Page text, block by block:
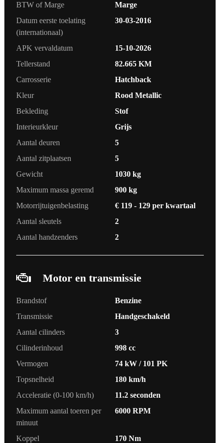
BTW of Marge
Marge
Datum eerste toelating
(internationaal)
30-03-2016
APK vervaldatum
15-10-2026
Tellerstand
82.665 KM
Carrosserie
Hatchback
Kleur
Rood Metallic
Bekleding
Stof
Interieurkleur
Grijs
Aantal deuren
5
Aantal zitplaatsen
5
Gewicht
1030 kg
Maximum massa geremd
900 kg
Motorrijtuigenbelasting
€ 119 - 129 per kwartaal
Aantal sleutels
2
Aantal handzenders
2
Motor en transmissie
Brandstof
Benzine
Transmissie
Handgeschakeld
Aantal cilinders
3
Cilinderinhoud
998 cc
Vermogen
74 kW / 101 PK
Topsnelheid
180 km/h
Acceleratie (0-100 km/h)
11.2 seconden
Maximum aantal toeren per
minuut
6000 RPM
Koppel
170 Nm